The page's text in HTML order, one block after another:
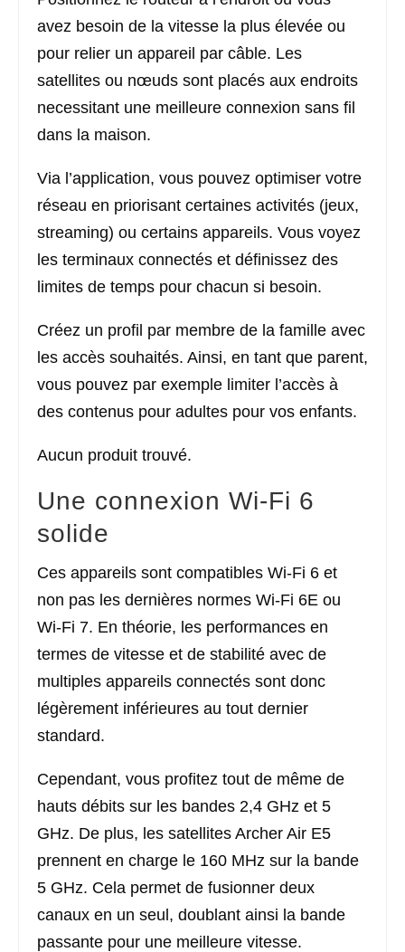
avez besoin de la vitesse la plus élevée ou
pour relier un appareil par câble. Les
satellites ou nœuds sont placés aux endroits
necessitant une meilleure connexion sans fil
dans la maison.
Via l’application, vous pouvez optimiser votre
réseau en priorisant certaines activités (jeux,
streaming) ou certains appareils. Vous voyez
les terminaux connectés et définissez des
limites de temps pour chacun si besoin.
Créez un profil par membre de la famille avec
les accès souhaités. Ainsi, en tant que parent,
vous pouvez par exemple limiter l’accès à
des contenus pour adultes pour vos enfants.
Aucun produit trouvé.
Une connexion Wi-Fi 6
solide
Ces appareils sont compatibles Wi-Fi 6 et
non pas les dernières normes Wi-Fi 6E ou
Wi-Fi 7. En théorie, les performances en
termes de vitesse et de stabilité avec de
multiples appareils connectés sont donc
légèrement inférieures au tout dernier
standard.
Cependant, vous profitez tout de même de
hauts débits sur les bandes 2,4 GHz et 5
GHz. De plus, les satellites Archer Air E5
prennent en charge le 160 MHz sur la bande
5 GHz. Cela permet de fusionner deux
canaux en un seul, doublant ainsi la bande
passante pour une meilleure vitesse.